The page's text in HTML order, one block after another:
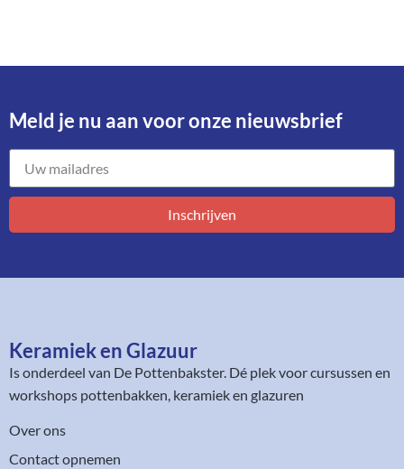
Meld je nu aan voor onze nieuwsbrief​
Inschrijven
Keramiek en Glazuur​
Is onderdeel van De Pottenbakster. Dé plek voor cursussen en
workshops pottenbakken, keramiek en glazuren
Over ons
Contact opnemen